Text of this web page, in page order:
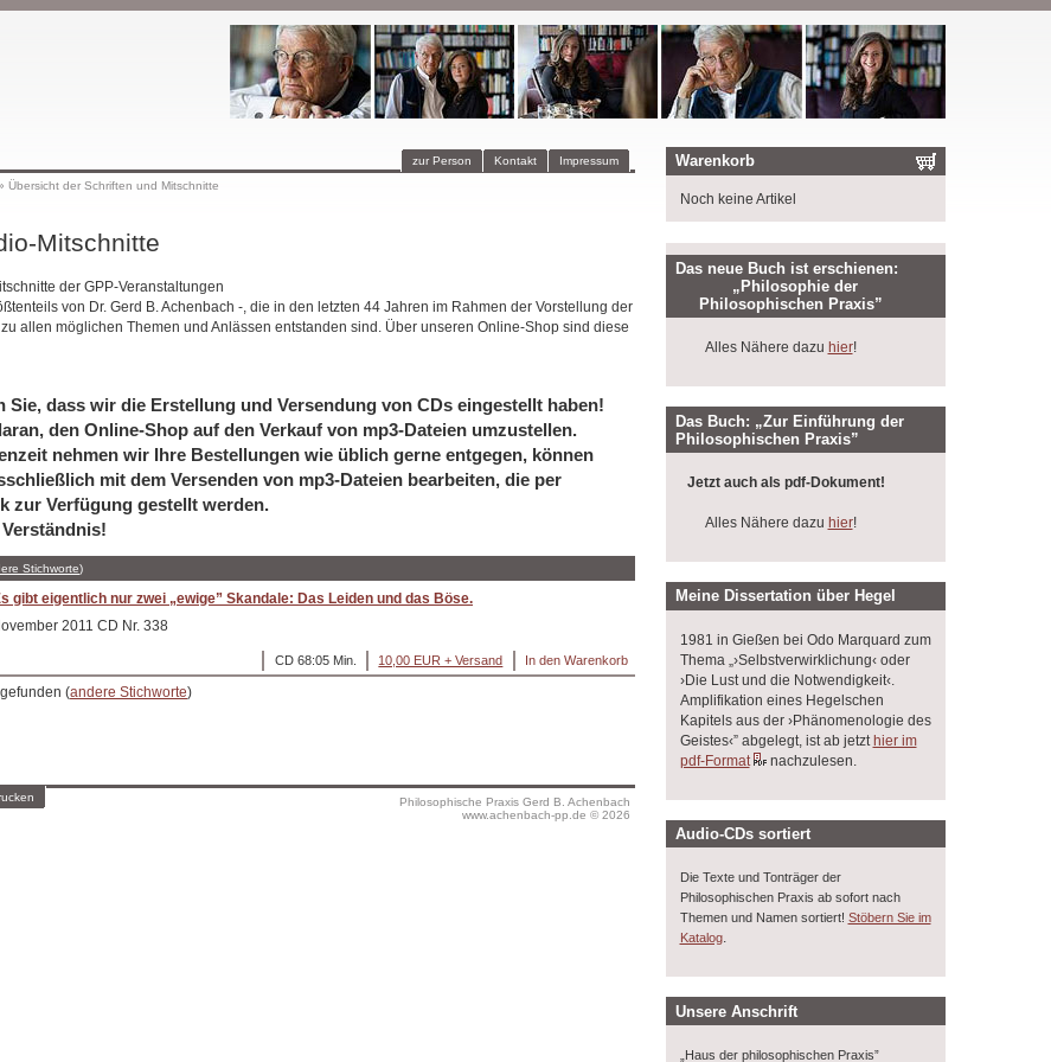
Impressum
Kontakt
zur Person
Übersicht der Schriften und Mitschnitte
Mitschnitte
der GPP-Veranstaltungen
von Dr. Gerd B. Achenbach -, die in den letzten 44 Jahren im Rahmen der Vorstellung der
allen möglichen Themen und Anlässen entstanden sind. Über unseren Online-Shop sind diese
Sie, dass wir die Erstellung und Versendung von CDs eingestellt haben!
den Online-Shop auf den Verkauf von mp3-Dateien umzustellen.
nehmen wir Ihre Bestellungen wie üblich gerne entgegen, können
mit dem Versenden von mp3-Dateien bearbeiten, die per
zur Verfügung gestellt werden.
Stichworte)
gibt eigentlich nur zwei „ewige” Skandale: Das Leiden und das Böse.
2011 CD Nr. 338
10,00 EUR + Versand
CD 68:05 Min.
(andere Stichworte)
Philosophische Praxis Gerd B. Achenbach
www.achenbach-pp.de © 2026
Warenkorb
Noch keine Artikel
Das neue Buch ist erschienen:
„Philosophie der
Philosophischen Praxis”
Alles Nähere dazu hier!
Das Buch: „Zur Einführung der
Philosophischen Praxis”
Jetzt auch als pdf-Dokument!
Alles Nähere dazu hier!
Meine Dissertation über Hegel
1981 in Gießen bei Odo Marquard zum
Thema „›Selbstverwirklichung‹ oder
›Die Lust und die Notwendigkeit‹.
Amplifikation eines Hegelschen
Kapitels aus der ›Phänomenologie des
Geistes‹” abgelegt, ist ab jetzt hier im
pdf-Format
nachzulesen.
Audio-CDs sortiert
Die Texte und Tonträger der
Philosophischen Praxis ab sofort nach
Themen und Namen sortiert! Stöbern Sie im
Katalog.
Unsere Anschrift
„Haus der philosophischen Praxis”